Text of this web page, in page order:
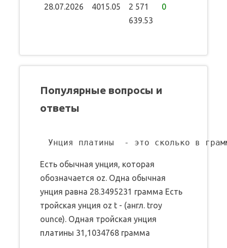
28.07.2026 4015.05
2 571
639.53
0
Популярные вопросы и
ответы
Есть обычная унция, которая
обозначается oz. Одна обычная
унция равна 28.3495231 грамма Есть
тройская унция oz t - (англ. troy
ounce). Одная тройская унция
платины 31,1034768 грамма